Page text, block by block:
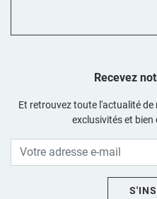
Recevez
Et retrouvez toute l'actualité
exclusivités et